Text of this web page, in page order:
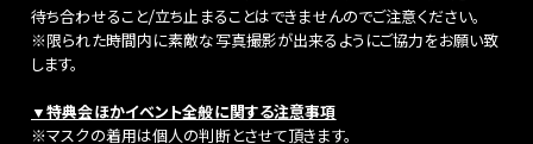
待ち合わせること/立ち止まることはできませんのでご注意ください。
※限られた時間内に素敵な写真撮影が出来るようにご協力をお願い致
します。
▼特典会ほかイベント全般に関する注意事項
※マスクの着用は個人の判断とさせて頂きます。